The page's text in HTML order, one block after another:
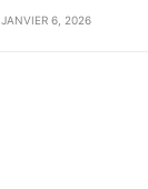
JANVIER 6, 2026